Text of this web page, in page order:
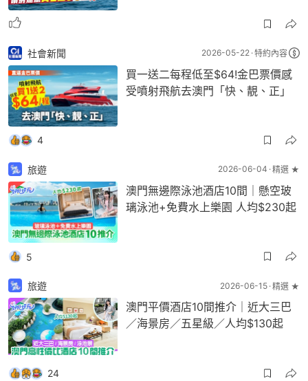
社會新聞 2026-05-22 特約內容
買一送二每程低至$64!金巴票價感
受噴射飛航去澳門「快、靚、正」
4
旅遊 2026-06-04 精選 ★
澳門無邊際泳池酒店10間｜懸空玻
璃泳池+免費水上樂園 人均$230起
5
旅遊 2026-06-15 精選 ★
澳門平價酒店10間推介｜近大三巴
／海景房／五星級／人均$130起
24